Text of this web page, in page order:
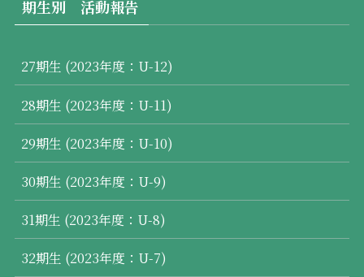
期生別 活動報告
27期生 (2023年度：U-12)
28期生 (2023年度：U-11)
29期生 (2023年度：U-10)
30期生 (2023年度：U-9)
31期生 (2023年度：U-8)
32期生 (2023年度：U-7)